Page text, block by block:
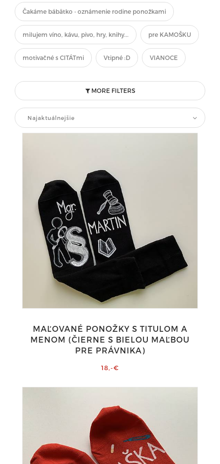
Čakáme bábätko - oznámenie rodine ponožkami
milujem víno, kávu, pivo, hry, knihy... pre KAMOŠKU
motivačné s CITÁTmi Vtipné :D VIANOCE
MORE FILTERS
Najaktuálnejšie
MAĽOVANÉ PONOŽKY S TITULOM A
MENOM (ČIERNE S BIELOU MAĽBOU
PRE PRÁVNIKA)
18,-€